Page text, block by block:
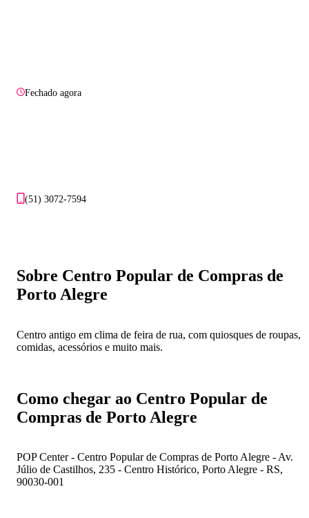
Fechado agora
(51) 3072-7594
Sobre Centro Popular de Compras de
Porto Alegre
Centro antigo em clima de feira de rua, com quiosques de roupas,
comidas, acessórios e muito mais.
Como chegar ao Centro Popular de
Compras de Porto Alegre
POP Center - Centro Popular de Compras de Porto Alegre - Av.
Júlio de Castilhos, 235 - Centro Histórico, Porto Alegre - RS,
90030-001